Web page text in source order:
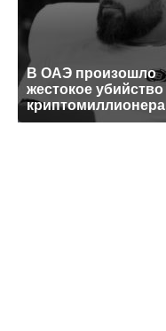
В ОАЭ произошло
жестокое убийство
криптомиллионера